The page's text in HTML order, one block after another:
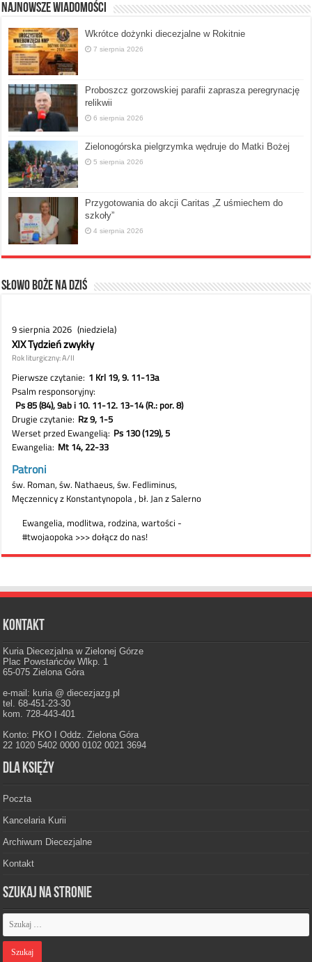
Najnowsze Wiadomości
Wkrótce dożynki diecezjalne w Rokitnie
7 sierpnia 2026
Proboszcz gorzowskiej parafii zaprasza peregrynację
relikwii
6 sierpnia 2026
Zielonogórska pielgrzymka wędruje do Matki Bożej
5 sierpnia 2026
Przygotowania do akcji Caritas „Z uśmiechem do
szkoły”
4 sierpnia 2026
Słowo Boże na dziś
Kontakt
Kuria Diecezjalna w Zielonej Górze
Plac Powstańców Wlkp. 1
65-075 Zielona Góra
e-mail: kuria @ diecezjazg.pl
tel. 68-451-23-30
kom. 728-443-401
Konto: PKO I Oddz. Zielona Góra
22 1020 5402 0000 0102 0021 3694
Dla księży
Poczta
Kancelaria Kurii
Archiwum Diecezjalne
Kontakt
Szukaj na stronie